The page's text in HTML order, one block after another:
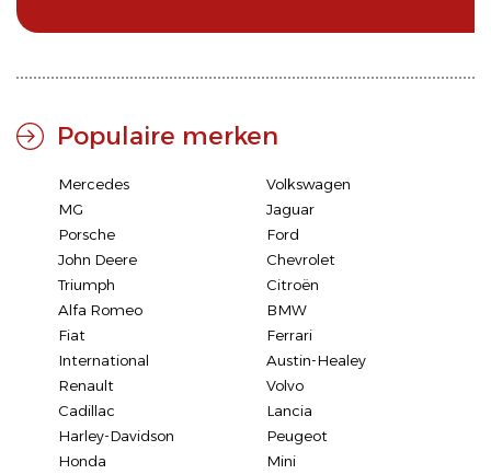
Populaire merken
Mercedes
Volkswagen
MG
Jaguar
Porsche
Ford
John Deere
Chevrolet
Triumph
Citroën
Alfa Romeo
BMW
Fiat
Ferrari
International
Austin-Healey
Renault
Volvo
Cadillac
Lancia
Harley-Davidson
Peugeot
Honda
Mini